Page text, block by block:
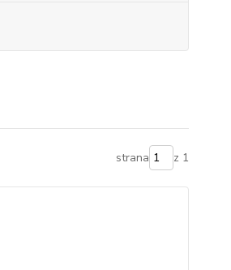
strana z 1